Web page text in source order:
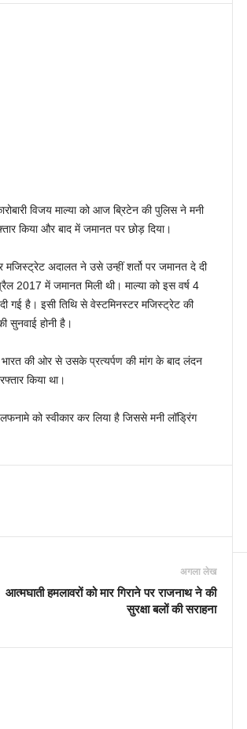
विजय माल्‍या को आज ब्रिटेन की पुलिस ने मनी
किया और बाद में जमानत पर छोड़ दिया।
अदालत ने उसे उन्‍हीं शर्तो पर जमानत दे दी
2017 में जमानत मिली थी। माल्‍या को इस वर्ष 4
गई है। इसी तिथि से वेस्‍टमिनस्‍टर मजिस्‍ट्रेट की
सुनवाई होनी है।
भारत की ओर से उसके प्रत्‍यर्पण की मांग के बाद लंदन
किया था।
को स्‍वीकार कर लिया है जिससे मनी लॉड्रिंग
अगला लेख
आत्मघाती हमलावरों को मार गिराने पर राजनाथ ने की
सुरक्षा बलों की सराहना